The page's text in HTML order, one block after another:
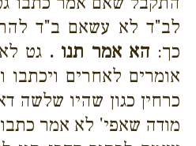
לב"ד לא עשאם ב"ד
כך: הא אמר תנו . גט
אומרים לאחרים ויכתבו
כרחין כגון שהיו שלשה
מודה שאפי' לא אמר